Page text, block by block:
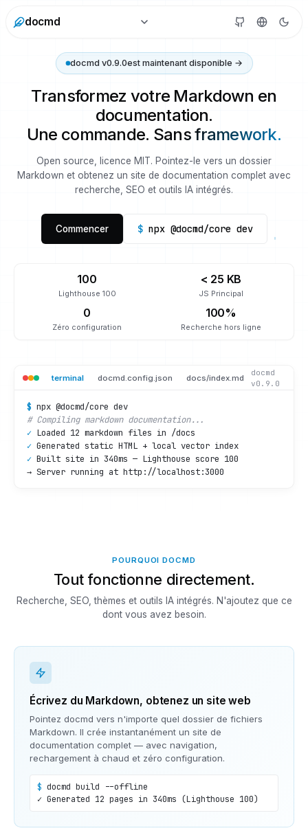
docmd
docmd v0.9.0est maintenant disponible →
Transformez votre Markdown en
documentation.
Une commande. Sans framework.
Open source, licence MIT. Pointez-le vers un dossier
Markdown et obtenez un site de documentation complet avec
recherche, SEO et outils IA intégrés.
Commencer $ npx @docmd/core dev
100
Lighthouse 100
< 25 KB
JS Principal
0
Zéro configuration
100%
Recherche hors ligne
terminal docmd.config.json docs/index.md
docmd
v0.9.0
$
# Compiling markdown documentation...
✓
✓
✓ Built site in 340ms — Lighthouse score 100
→ Server running at http://localhost:3000
POURQUOI DOCMD
Tout fonctionne directement.
Recherche, SEO, thèmes et outils IA intégrés. N'ajoutez que ce
dont vous avez besoin.
Écrivez du Markdown, obtenez un site web
Pointez docmd vers n'importe quel dossier de fichiers
Markdown. Il crée instantanément un site de
documentation complet — avec navigation,
rechargement à chaud et zéro configuration.
$ docmd build --offline
✓ Generated 12 pages in 340ms (Lighthouse 100)